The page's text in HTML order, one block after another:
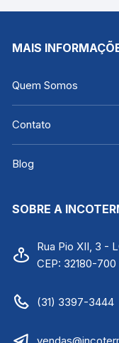
MM | INCOTERM
MAIS
Quem Somos
Contato
Blog
SOBRE A
Rua Pio XII, 3 -
CEP: 32180-700
(31) 3397-3444